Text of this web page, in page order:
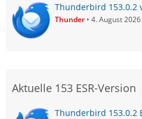
Thunderbird 153.0.2
Thunder 4. August
Aktuelle 153 ESR-Version
Thunderbird 153.0.2